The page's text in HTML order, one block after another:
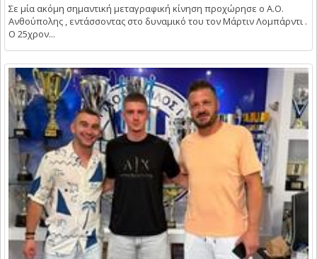
Σε μία ακόμη σημαντική μεταγραφική κίνηση προχώρησε ο Α.Ο.
Ανθούπολης , εντάσσοντας στο δυναμικό του τον Μάρτιν Λομπάρντι .
Ο 25χρον...